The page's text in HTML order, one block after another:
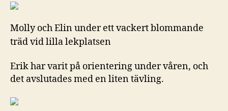
Molly och Elin under ett vackert blommande
träd vid lilla lekplatsen
Erik har varit på orientering under våren, och
det avslutades med en liten tävling.